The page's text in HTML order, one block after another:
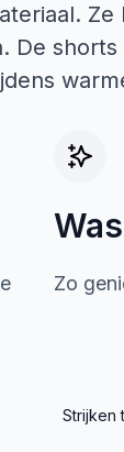
Ze
De shorts
Zo
Strijken